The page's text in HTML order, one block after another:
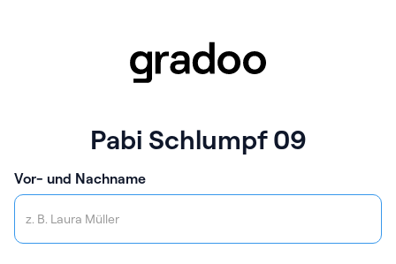
Pabi Schlumpf 09
Vor- und Nachname